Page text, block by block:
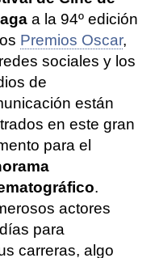
a la 94º edición
Premios Oscar,
sociales y los
de
están
en este gran
para el
.
actores
para
carreras, algo